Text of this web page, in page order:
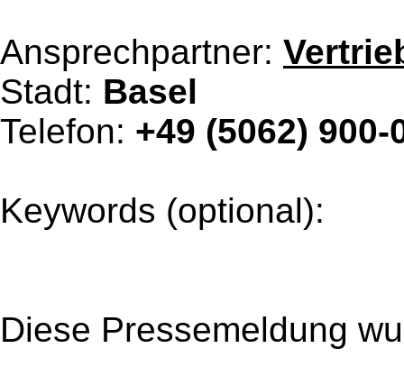
Ansprechpartner:
Stadt: Basel
Telefon: +49 (5062) 900-
Keywords (optional):
Diese Pressemeldung